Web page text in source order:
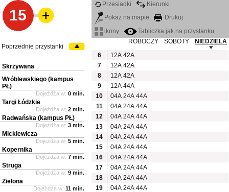
15
Przesiadki
Kierunki
Pokaż na mapie
Drukuj
ikony
Tabliczka jak na przystanku
ROBOCZY
SOBOTY
NIEDZIELA
6
12A 42A
7
12A 42A
8
12A 42A
9
12A 44A
10
04A 24A 44A
11
04A 24A 44A
12
04A 24A 44A
13
04A 24A 44A
14
04A 24A 44A
15
04A 24A 44A
16
04A 24A 44A
17
04A 24A 44A
18
04A 24A 44A
19
04A 24A 44A
Poprzednie przystanki
Skrzywana
Wróblewskiego (kampus
PŁ)
Dojeżdża w: 0 min.
Targi Łódzkie
Dojeżdża w: 2 min.
Radwańska (kampus PŁ)
Dojeżdża w: 3 min.
Mickiewicza
Dojeżdża w: 5 min.
Kopernika
Dojeżdża w: 7 min.
Struga
Dojeżdża w: 9 min.
Zielona
Dojeżdża w: 11 min.